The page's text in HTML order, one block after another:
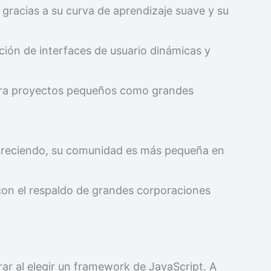
a su curva de aprendizaje suave y su
de interfaces de usuario dinámicas y
proyectos pequeños como grandes
su comunidad es más pequeña en
el respaldo de grandes corporaciones
al elegir un framework de JavaScript. A